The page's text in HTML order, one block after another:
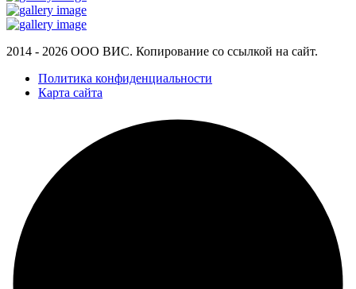
2014 - 2026 ООО ВИС. Копирование со ссылкой на сайт.
Политика конфиденциальности
Карта сайта